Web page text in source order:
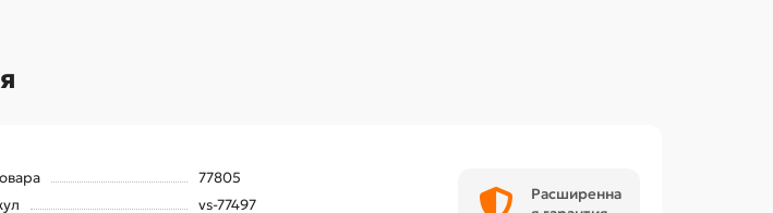
77805
vs-77497
Расширенна